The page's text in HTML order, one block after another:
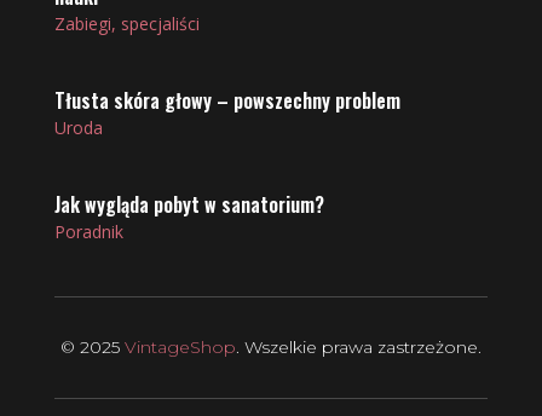
Zabiegi, specjaliści
Tłusta skóra głowy – powszechny problem
Uroda
Jak wygląda pobyt w sanatorium?
Poradnik
© 2025 VintageShop. Wszelkie prawa zastrzeżone.